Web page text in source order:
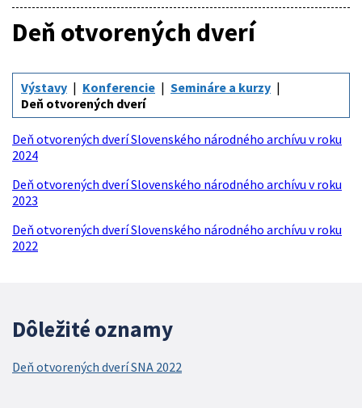
Deň otvorených dverí
Výstavy Konferencie
Semináre a kurzy
Deň otvorených dverí
Deň otvorených dverí Slovenského národného archívu v roku
2024
Deň otvorených dverí Slovenského národného archívu v roku
2023
Deň otvorených dverí Slovenského národného archívu v roku
2022
Dôležité oznamy
Deň otvorených dverí SNA 2022